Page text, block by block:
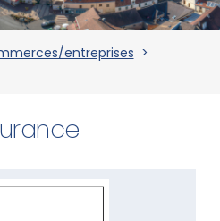
entreprises >